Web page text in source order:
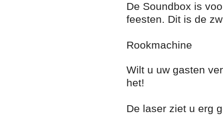
De Soundbox is
feesten. Dit is de
Rookmachine
Wilt u uw gasten
het!
De laser ziet u erg